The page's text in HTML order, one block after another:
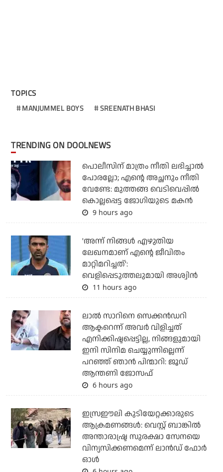
TOPICS
MANJUMMEL BOYS SREENATH BHASI
TRENDING ON DOOLNEWS
പൊലീസിന് മാത്രം നീതി ലഭിച്ചാല്‍
പോരല്ലോ; എന്റെ അച്ഛനും നീതി
വേണ്ടേ: മുത്തങ്ങ വെടിവെപ്പില്‍
കൊല്ലപ്പെട്ട ജോഗിയുടെ മകന്‍
9 hours ago
'അന്ന് നിങ്ങള്‍ എഴുതിയ
ലേഖനമാണ് എന്റെ ജീവിതം
മാറ്റിമറിച്ചത്':
വെളിപ്പെടുത്തലുമായി അശ്വിന്‍
11 hours ago
ലാല്‍ സാറിനെ സെക്കന്‍ഡറി
ആക്ടറെന്ന് അവര്‍ വിളിച്ചത്
എനിക്കിഷ്ടപ്പെട്ടില്ല, നിങ്ങളുമായി
ഇനി സിനിമ ചെയ്യുന്നില്ലെന്ന്
പറഞ്ഞ് ഞാന്‍ പിന്മാറി: ജൂഡ്
ആന്തണി ജോസഫ്
6 hours ago
ഇസ്രഈലി കുടിയേറ്റക്കാരുടെ
ആക്രമണങ്ങള്‍: വെസ്റ്റ് ബാങ്കില്‍
അന്താരാഷ്ട്ര സുരക്ഷാ സേനയെ
വിന്യസിക്കണമെന്ന് ലാന്‍ഡ് ഫോര്‍
ഓള്‍